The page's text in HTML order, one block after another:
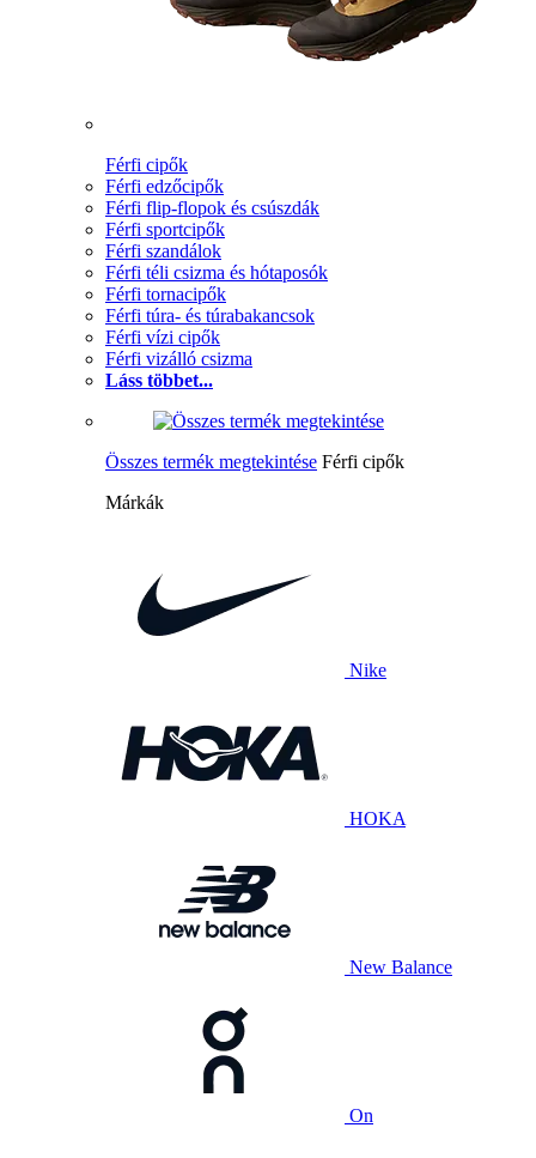
Férfi cipők
Férfi edzőcipők
Férfi flip-flopok és csúszdák
Férfi sportcipők
Férfi szandálok
Férfi téli csizma és hótaposók
Férfi tornacipők
Férfi túra- és túrabakancsok
Férfi vízi cipők
Férfi vizálló csizma
Láss többet...
Összes termék megtekintése Férfi cipők
Márkák
Nike
HOKA
New Balance
On